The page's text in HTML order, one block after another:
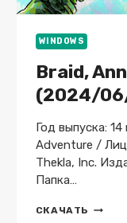
WINDOWS
Braid,
(2024/
Год выпуска:
Adventure /
Thekla, Inc.
Папка…
СКАЧАТЬ BRAID,